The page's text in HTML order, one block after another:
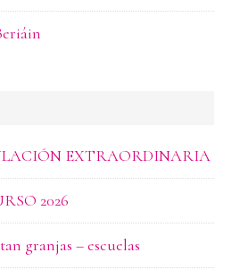
EXTRAORDINARIA
2026
granjas – escuelas